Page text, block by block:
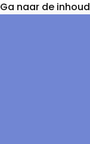
Ga naar de inhoud